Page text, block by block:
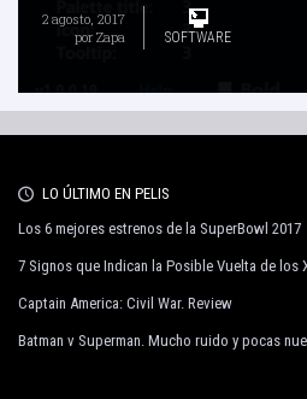
2 agosto, 2017
por Zapa SOFTWARE
LO ÚLTIMO EN PELIS
Los 6 mejores estrenos de la SuperBowl 2017
7 Signos que Indican la Posible Vuelta de los
Captain America: Civil War. Review
Batman v Superman. Mucho ruido y pocas